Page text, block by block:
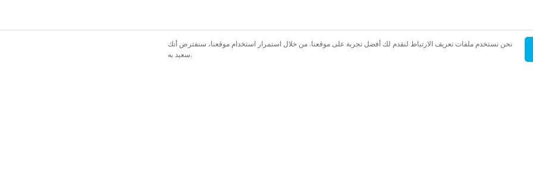
نحن نستخدم ملفات تعريف الارتباط لنقدم لك أفضل تجربة على موقعنا. من خلال استمرار استخدام موقعنا، سنفترض أنك
سعيد به.